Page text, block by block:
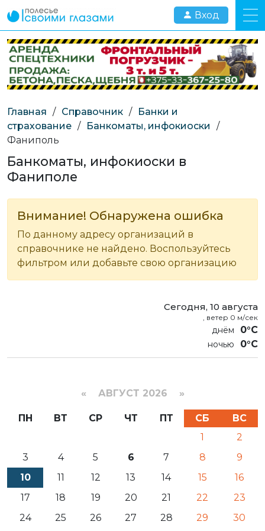
Вход
Главная / Справочник /
Банки и
страхование / Банкоматы, инфокиоски
/
Фаниполь
Банкоматы, инфокиоски в
Фаниполе
Внимание! Обнаружена ошибка
По данному адресу организаций в
справочнике не найдено. Воспользуйтесь
фильтром или добавьте свою организацию
Сегодня, 10 августа
, ветер 0 м/сек
0°C
0°C
« АВГУСТ 2026 »
ПН ВТ СР ЧТ ПТ СБ
ВС
1
2
3
4 5 6 7 8
9
10
11 12 13 14 15
16
17
18 19 20 21 22
23
24
25 26 27 28 29 30